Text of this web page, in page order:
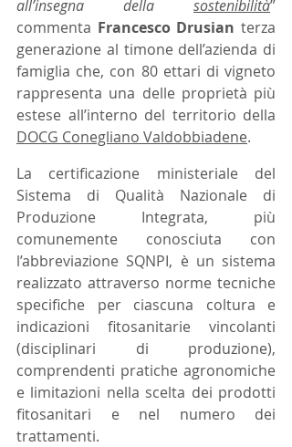
all’insegna della sostenibilità”
commenta Francesco Drusian terza
generazione al timone dell’azienda di
famiglia che, con 80 ettari di vigneto
rappresenta una delle proprietà più
DOCG Conegliano Valdobbiadene.
La certificazione ministeriale del
Sistema di Qualità Nazionale di
Produzione Integrata, più
comunemente conosciuta con
l’abbreviazione SQNPI, è un sistema
realizzato attraverso norme tecniche
specifiche per ciascuna coltura e
indicazioni fitosanitarie vincolanti
(disciplinari di produzione),
comprendenti pratiche agronomiche
e limitazioni nella scelta dei prodotti
fitosanitari e nel numero dei
trattamenti.